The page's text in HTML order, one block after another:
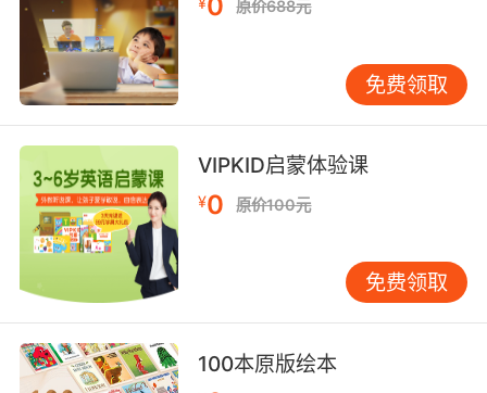
内容简介
“透视眼系列·感知类”共6本，通过富有游戏性的画
面，介绍人类视觉、听觉、嗅觉、味觉、触觉的
奇妙与神奇，提升儿童读者对外部世界的感知能
力。
“透视眼系列·生命成长类”共6本，介绍小动物从出
生到长大的不同阶段和父母辛勤抚养幼崽的辛苦
历程，让孩子认识生命、珍爱生命，培养生命意
识。
透视眼系列·感知类
原价688元
免费领取
VIPKID启蒙体验课
¥0 原价100元
免费领取
100本原版绘本